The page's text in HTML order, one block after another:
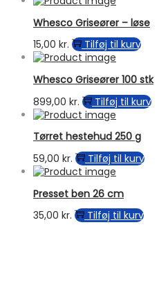
Whesco Griseører – løse
15,00 kr. Tilføj til kurv
Whesco Griseører 100 stk
899,00 kr. Tilføj til kurv
Tørret hestehud 250 g
59,00 kr. Tilføj til kurv
Presset ben 26 cm
35,00 kr. Tilføj til kurv